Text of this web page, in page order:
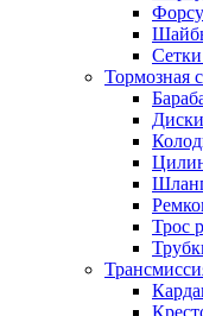
Тормозная
Трос